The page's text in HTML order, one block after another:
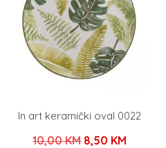
In art keramički oval 0022
10,00KM Izvorna
8,50 KM